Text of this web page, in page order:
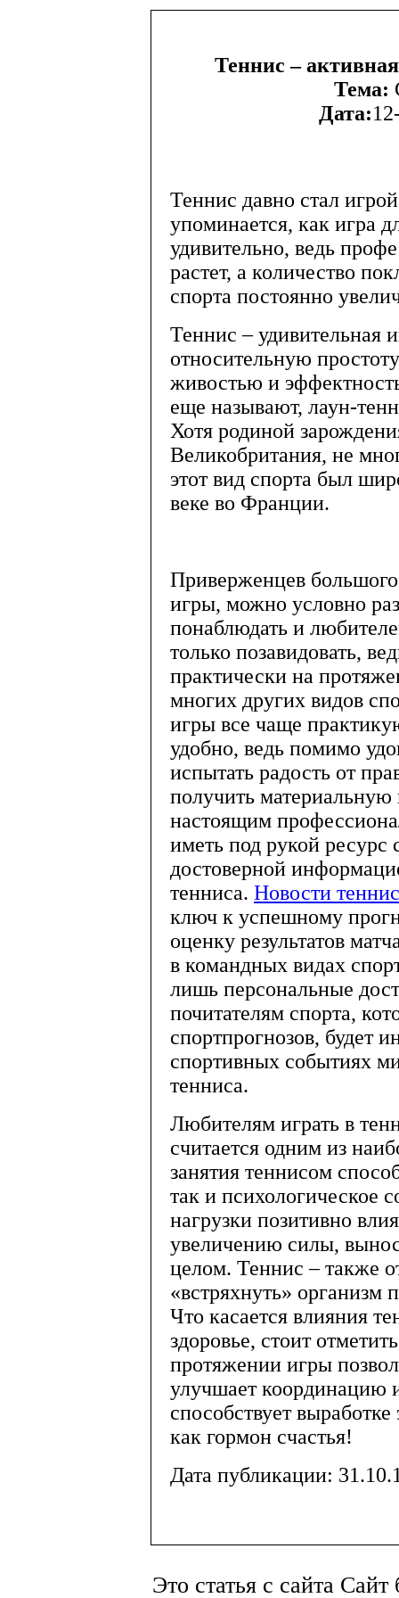
Теннис –
Тема:
Дата:
Теннис давно стал
упоминается, как игра
удивительно, ведь
растет, а количество
спорта постоянно
Теннис – удивительная
относительную
живостью и
еще называют, лаун-
Хотя родиной
Великобритания, не
этот вид спорта был
веке во Франции.
Приверженцев
игры, можно условно
понаблюдать и
только позавидовать,
практически на
многих других видов
игры все чаще
удобно, ведь помимо
испытать радость от
получить материальную
настоящим
иметь под рукой ресурс
достоверной
тенниса. Новости
ключ к успешному
оценку результатов
в командных видах
лишь персональные
почитателям спорта,
спортпрогнозов, будет
спортивных событиях
тенниса.
Любителям играть в
считается одним из
занятия теннисом
так и психологическое
нагрузки позитивно
увеличению силы,
целом. Теннис – также
«встряхнуть» организм
Что касается влияния
здоровье, стоит
протяжении игры
улучшает координацию
способствует
как гормон счастья!
Дата публикации:
Это статья с сайта